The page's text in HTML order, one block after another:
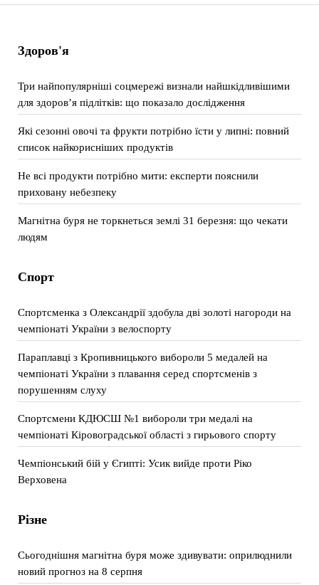
Здоров'я
Три найпопулярніші соцмережі визнали найшкідливішими
для здоров’я підлітків: що показало дослідження
Які сезонні овочі та фрукти потрібно їсти у липні: повний
список найкорисніших продуктів
Не всі продукти потрібно мити: експерти пояснили
приховану небезпеку
Магнітна буря не торкнеться землі 31 березня: що чекати
людям
Спорт
Спортсменка з Олександрії здобула дві золоті нагороди на
чемпіонаті України з велоспорту
Параплавці з Кропивницького вибороли 5 медалей на
чемпіонаті України з плавання серед спортсменів з
порушенням слуху
Спортсмени КДЮСШ №1 вибороли три медалі на
чемпіонаті Кіровоградської області з гирьового спорту
Чемпіонський бій у Єгипті: Усик вийде проти Ріко
Верховена
Різне
Сьогоднішня магнітна буря може здивувати: оприлюднили
новий прогноз на 8 серпня